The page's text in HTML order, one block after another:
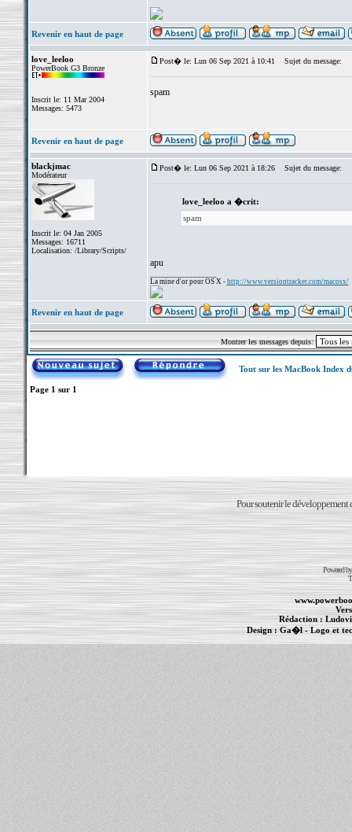
Revenir en haut de page
love_leeloo
PowerBook G3 Bronze
Inscrit le: 11 Mar 2004
Messages: 5473
Post� le: Lun 06 Sep 2021 à 10:41 Sujet du message:
spam
Revenir en haut de page
blackjmac
Modérateur
Inscrit le: 04 Jan 2005
Messages: 16711
Localisation: /Library/Scripts/
Post� le: Lun 06 Sep 2021 à 18:26 Sujet du message:
love_leeloo a �crit:
spam
apu
La mine d'or pour OS X - http://www.versiontracker.com/macosx/
Revenir en haut de page
Montrer les messages depuis:
Tout sur les MacBook Index
Page 1 sur 1
Pour soutenir le développement
Powered
Rédaction :
Design :Ga�l- Logo et
- MacBook Pro